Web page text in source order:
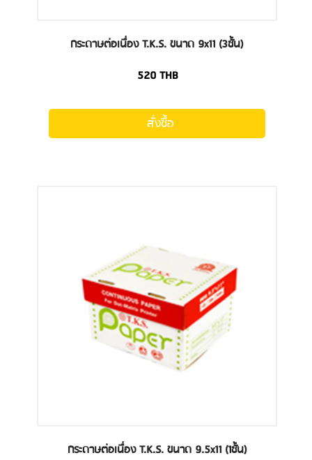
กระดาษต่อเนื่อง T.K.S. ขนาด 9x11 (3ชั้น)
520 THB
สั่งซื้อ
กระดาษต่อเนื่อง T.K.S. ขนาด 9.5x11 (1ชั้น)